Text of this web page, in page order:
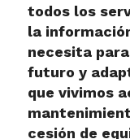
todos los
la
necesita
futuro y
que vivimos
cesión de